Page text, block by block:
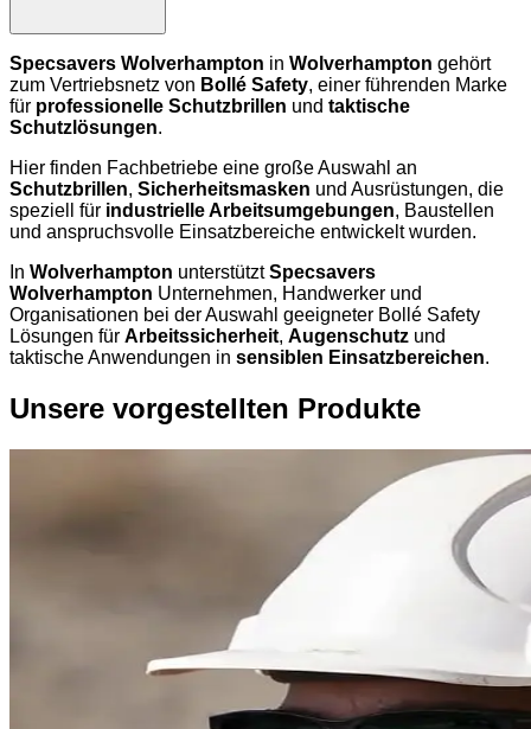
Specsavers Wolverhampton in Wolverhampton gehört
zum Vertriebsnetz von Bollé Safety, einer führenden Marke
für professionelle Schutzbrillen und taktische
Schutzlösungen.
Hier finden Fachbetriebe eine große Auswahl an
Schutzbrillen, Sicherheitsmasken und Ausrüstungen, die
speziell für industrielle Arbeitsumgebungen, Baustellen
und anspruchsvolle Einsatzbereiche entwickelt wurden.
In Wolverhampton unterstütztSpecsavers
Wolverhampton Unternehmen, Handwerker und
Organisationen bei der Auswahl geeigneter Bollé Safety
Lösungen für Arbeitssicherheit, Augenschutz und
taktische Anwendungen in sensiblen Einsatzbereichen.
Unsere vorgestellten Produkte